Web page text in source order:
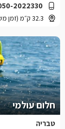
2022330
32.3 ק״מ (זמן משוער 32 דקות)
חלום עולמי
טבריה